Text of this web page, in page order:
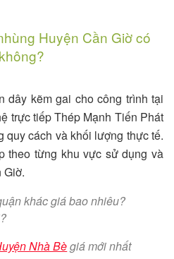
Huyện Cần Giờ có
dây kẽm gai cho công trình tại
trực tiếp Thép Mạnh Tiến Phát
quy cách và khối lượng thực tế.
theo từng khu vực sử dụng và
Giờ.
khác giá bao nhiêu?
Nhà Bègiá mới nhất